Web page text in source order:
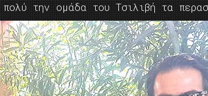
πολύ την ομάδα του Τσιλιβή τα